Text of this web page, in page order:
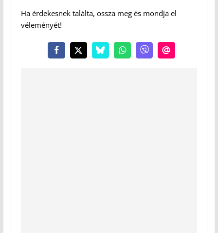
Ha érdekesnek találta, ossza meg és mondja el
véleményét!